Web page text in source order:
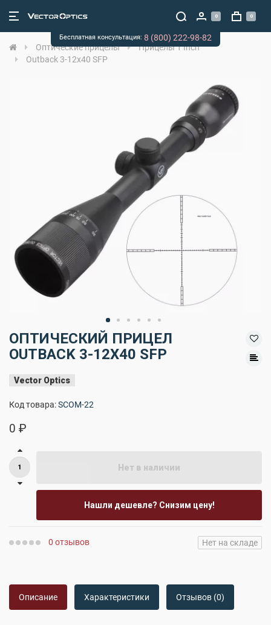
0 0
Оптические прицелы
Прицелы 1 Inch
Outback 3-12x40 SFP
ОПТИЧЕСКИЙ ПРИЦЕЛ
OUTBACK 3-12X40 SFP
Vector Optics
Код товара:SCOM-22
0 ₽
Нет в наличии
Нашли дешевле? Снизим цену!
0 отзывов Нет на складе
Описание Характеристики Отзывов (0)
Бесплатная консультация: 8 (800) 222-98-82